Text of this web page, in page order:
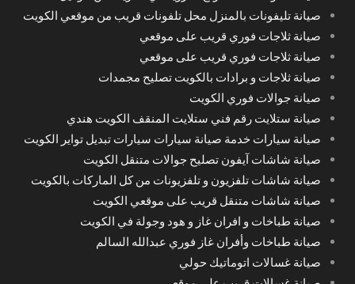
صيانة تليفونات بالمنزل محل تلفونات قريب من موقعي الكويت
صيانة ثلاجات فوري قريب على موقعي
صيانة ثلاجات فوري قريب على موقعي
صيانة ثلاجات و برادات بالكويت تصليح مجمدات
صيانة جوالات فوري الكويت
صيانة ستلايت رقم فني ستلايت المنقف الكويت هندي
صيانة سيارات خدمة صيانة سيارات سيارات تبديل تواير الكويت
صيانة شاشات آيفون تصليح جوالات متنقل الكويت
صيانة شاشات تلفزيون و تلفزيونات من كل الماركات بالكويت
صيانة شاشات متنقل قريب على موقعي الكويت
صيانة طباخات و افران غاز و هود وجولة في الكويت
صيانة طباخات وأفران غاز فوري عبدالله السالم
صيانة غسالات اتوماتيك حولي